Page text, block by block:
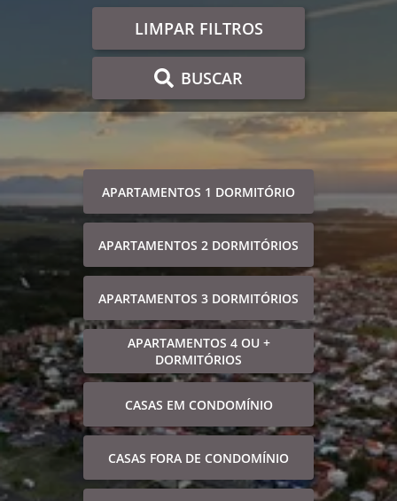
LIMPAR FILTROS
BUSCAR
APARTAMENTOS 1 DORMITÓRIO
APARTAMENTOS 2 DORMITÓRIOS
APARTAMENTOS 3 DORMITÓRIOS
APARTAMENTOS 4 OU +
DORMITÓRIOS
CASAS EM CONDOMÍNIO
CASAS FORA DE CONDOMÍNIO